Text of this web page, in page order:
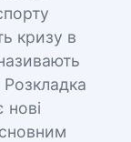
кризу в
Розкладка
нові